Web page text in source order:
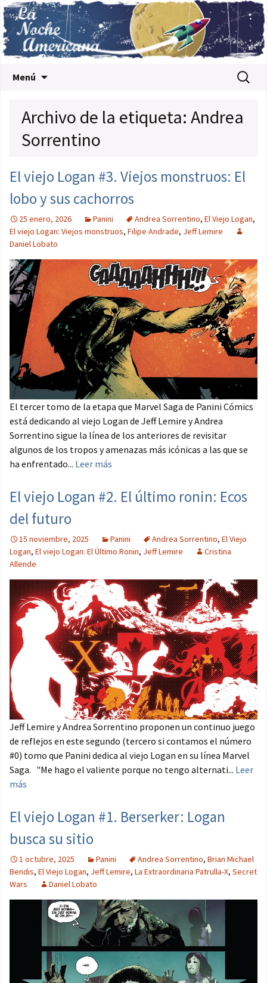
Menú Buscar:
Archivo de la etiqueta: Andrea
Sorrentino
El viejo Logan #3. Viejos monstruos: El
lobo y sus cachorros
25 enero, 2026 Panini Andrea Sorrentino, El Viejo Logan,
El viejo Logan: Viejos monstruos, Filipe Andrade, Jeff Lemire
Daniel Lobato
El tercer tomo de la etapa que Marvel Saga de Panini Cómics
está dedicando al viejo Logan de Jeff Lemire y Andrea
Sorrentino sigue la línea de los anteriores de revisitar
algunos de los tropos y amenazas más icónicas a las que se
ha enfrentado... Leer más
El viejo Logan #2. El último ronin: Ecos
del futuro
15 noviembre, 2025 Panini Andrea Sorrentino, El Viejo
Logan, El viejo Logan: El Último Ronin, Jeff Lemire
Cristina
Allende
Jeff Lemire y Andrea Sorrentino proponen un continuo juego
de reflejos en este segundo (tercero si contamos el número
#0) tomo que Panini dedica al viejo Logan en su línea Marvel
Saga. "Me hago el valiente porque no tengo alternati... Leer
más
El viejo Logan #1. Berserker: Logan
busca su sitio
1 octubre, 2025 Panini Andrea Sorrentino, Brian Michael
Bendis, El Viejo Logan, Jeff Lemire, La Extraordinaria Patrulla-X, Secret
Wars
Daniel Lobato